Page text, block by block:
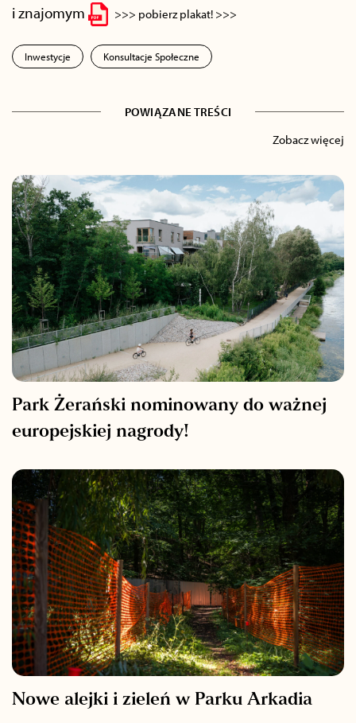
i znajomym >>> pobierz plakat! >>>
Inwestycje Konsultacje Społeczne
POWIĄZANE TREŚCI
Zobacz więcej
Park Żerański nominowany do ważnej
europejskiej nagrody!
Nowe alejki i zieleń w Parku Arkadia